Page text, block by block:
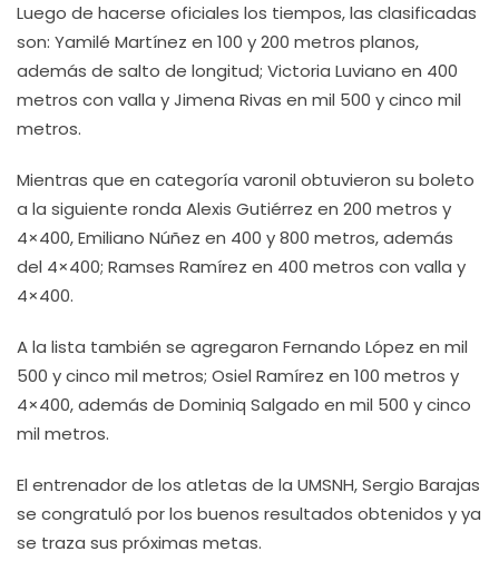
Luego de hacerse oficiales los tiempos, las clasificadas
son: Yamilé Martínez en 100 y 200 metros planos,
además de salto de longitud; Victoria Luviano en 400
metros con valla y Jimena Rivas en mil 500 y cinco mil
metros.
Mientras que en categoría varonil obtuvieron su boleto
a la siguiente ronda Alexis Gutiérrez en 200 metros y
4×400, Emiliano Núñez en 400 y 800 metros, además
del 4×400; Ramses Ramírez en 400 metros con valla y
4×400.
A la lista también se agregaron Fernando López en mil
500 y cinco mil metros; Osiel Ramírez en 100 metros y
4×400, además de Dominiq Salgado en mil 500 y cinco
mil metros.
El entrenador de los atletas de la UMSNH, Sergio Barajas
se congratuló por los buenos resultados obtenidos y ya
se traza sus próximas metas.